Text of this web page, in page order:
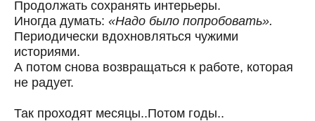
Продолжать сохранять интерьеры.
Иногда думать: «Надо было попробовать».
Периодически вдохновляться чужими
историями.
А потом снова возвращаться к работе, которая
не радует.
Так проходят месяцы..Потом годы..